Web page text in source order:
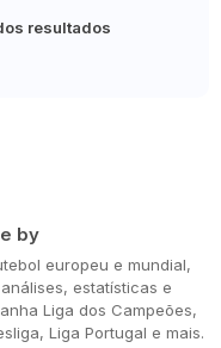
resultados
by
europeu e mundial,
estatísticas e
Liga dos Campeões,
Liga Portugal e mais.